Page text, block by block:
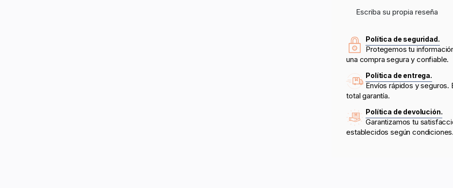
Escriba su propia reseña
Política de seguridad.
Protegemos tu
una compra segura y confiable.
Política de entrega.
Envíos rápidos y
total garantía.
Política de devolución.
Garantizamos tu
establecidos según condiciones.